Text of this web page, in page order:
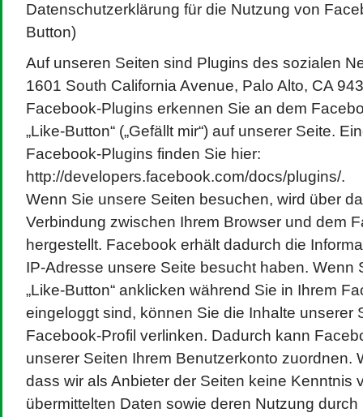
Datenschutzerklärung für die Nutzung von
Button)
Auf unseren Seiten sind Plugins des sozialen
1601 South California Avenue, Palo Alto, CA
Facebook-Plugins erkennen Sie an dem
„Like-Button“ („Gefällt mir“) auf unserer Seite.
Facebook-Plugins finden Sie hier:
http://developers.facebook.com/docs/plugins/.
Wenn Sie unsere Seiten besuchen, wird über
Verbindung zwischen Ihrem Browser und dem
hergestellt. Facebook erhält dadurch die
IP-Adresse unsere Seite besucht haben. Wenn
„Like-Button“ anklicken während Sie in Ihrem
eingeloggt sind, können Sie die Inhalte unserer
Facebook-Profil verlinken. Dadurch kann
unserer Seiten Ihrem Benutzerkonto zuordnen.
dass wir als Anbieter der Seiten keine Kenntnis
übermittelten Daten sowie deren Nutzung